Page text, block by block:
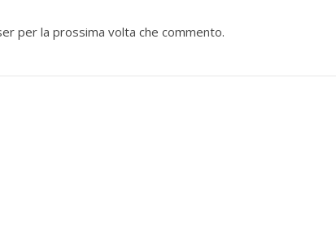
per la prossima volta che commento.